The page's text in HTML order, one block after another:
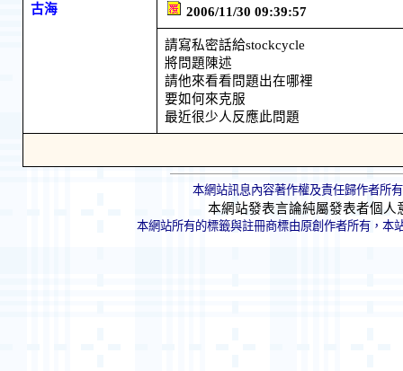
古海 2006/11/30 09:39:57
請寫私密話給stockcycle
將問題陳述
請他來看看問題出在哪裡
要如何來克服
最近很少人反應此問題
本網站訊息內容著作權及責任歸作者所
本網站發表言論純屬發表者個人
本網站所有的標籤與註冊商標由原創作者所有，本